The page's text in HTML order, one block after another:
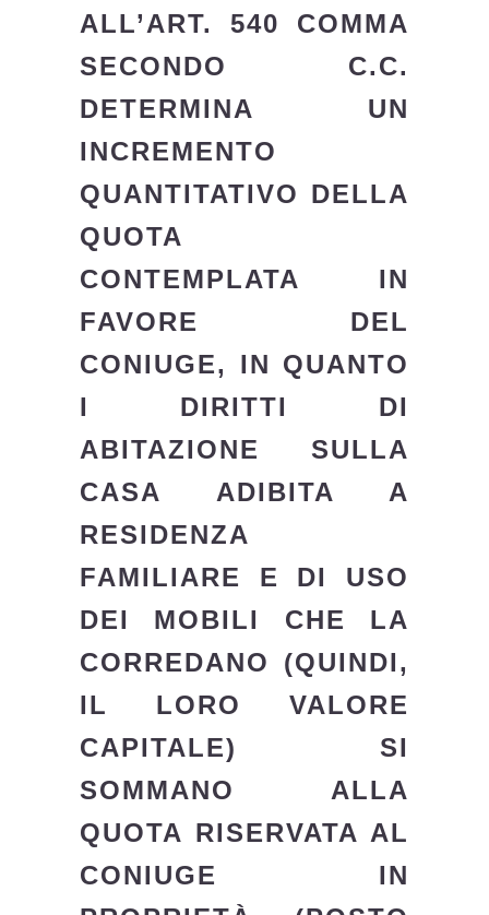
ALL’ART. 540 COMMA
SECONDO C.C.
DETERMINA UN
INCREMENTO
QUANTITATIVO DELLA
QUOTA
CONTEMPLATA IN
FAVORE DEL
CONIUGE, IN QUANTO
I DIRITTI DI
ABITAZIONE SULLA
CASA ADIBITA A
RESIDENZA
FAMILIARE E DI USO
DEI MOBILI CHE LA
CORREDANO (QUINDI,
IL LORO VALORE
CAPITALE) SI
SOMMANO ALLA
QUOTA RISERVATA AL
CONIUGE IN